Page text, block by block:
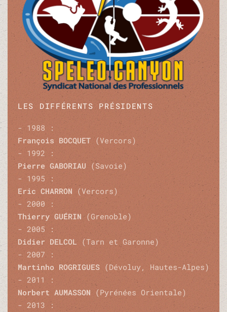
LES DIFFÉRENTS PRÉSIDENTS
- 1988 :
François BOCQUET (Vercors)
- 1992 :
Pierre GABORIAU (Savoie)
- 1995 :
Eric CHARRON (Vercors)
- 2000 :
Thierry GUÉRIN (Grenoble)
- 2005 :
Didier DELCOL (Tarn et Garonne)
- 2007 :
Martinho ROGRIGUES (Dévoluy, Hautes-Alpes)
- 2011 :
Norbert AUMASSON (Pyrénées Orientale)
- 2013 :